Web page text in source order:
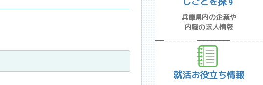
兵庫県内の企業や
内職の求人情報
就活お役立ち情報